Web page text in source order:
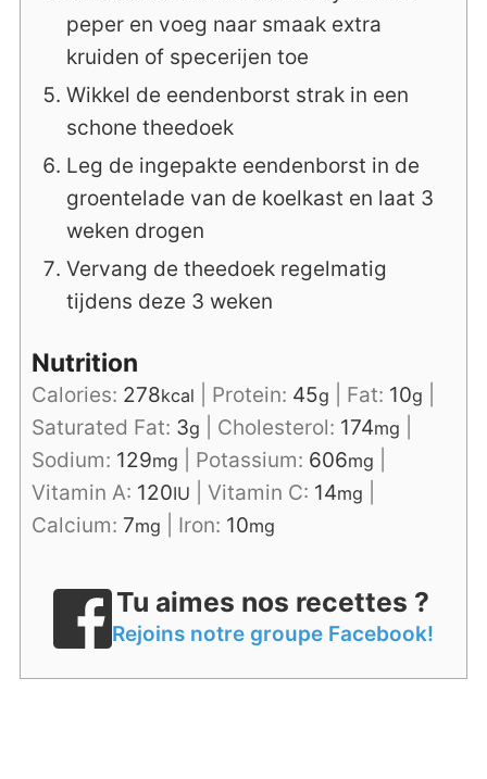
peper en voeg naar smaak extra
kruiden of specerijen toe
Wikkel de eendenborst strak in een
schone theedoek
Leg de ingepakte eendenborst in de
groentelade van de koelkast en laat 3
weken drogen
Vervang de theedoek regelmatig
tijdens deze 3 weken
Nutrition
Calories: 278kcal Protein: 45g Fat: 10g
Saturated Fat: 3g Cholesterol: 174mg
Sodium: 129mg Potassium: 606mg
Vitamin A: 120IU Vitamin C: 14mg
Calcium: 7mg Iron: 10mg
Tu aimes nos recettes ?
Rejoins notre groupe Facebook!